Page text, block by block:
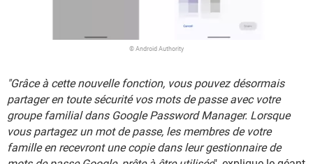
© Android Authority
"Grâce à cette nouvelle fonction, vous pouvez désormais
partager en toute sécurité vos mots de passe avec votre
groupe familial dans Google Password Manager. Lorsque
vous partagez un mot de passe, les membres de votre
famille en recevront une copie dans leur gestionnaire de